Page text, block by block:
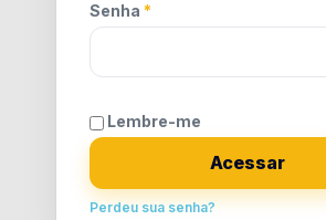
Senha *
Lembre-me
Acessar
Perdeu sua senha?